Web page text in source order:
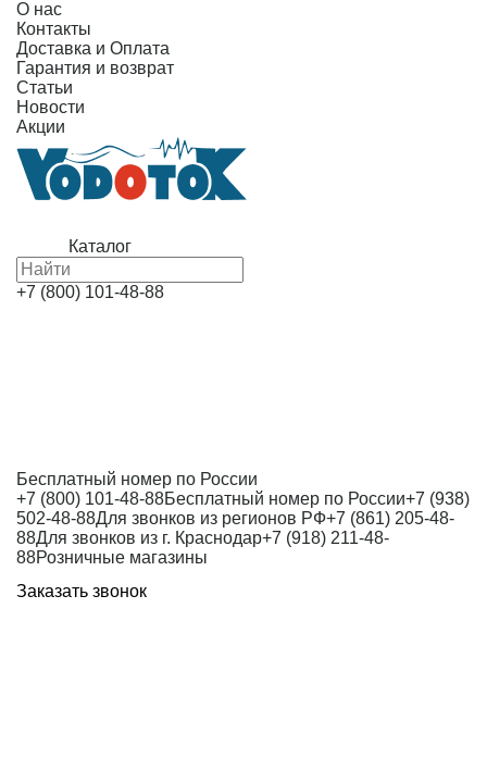
О нас
Контакты
Доставка и Оплата
Гарантия и возврат
Статьи
Новости
Акции
Каталог
+7 (800) 101-48-88
Бесплатный номер по России
+7 (800) 101-48-88Бесплатный номер по России+7 (938)
502-48-88Для звонков из регионов РФ+7 (861) 205-48-
88Для звонков из г. Краснодар+7 (918) 211-48-
88Розничные магазины
Заказать звонок